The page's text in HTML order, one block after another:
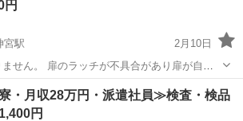
円
宮駅
2月10日
せん。 扉のラッチが不具合があり扉が自然
。 現物確認して決めていただいてかまいませ
神宮駅 オフィス用家具
・月収28万円・派遣社員≫検査・検品
円